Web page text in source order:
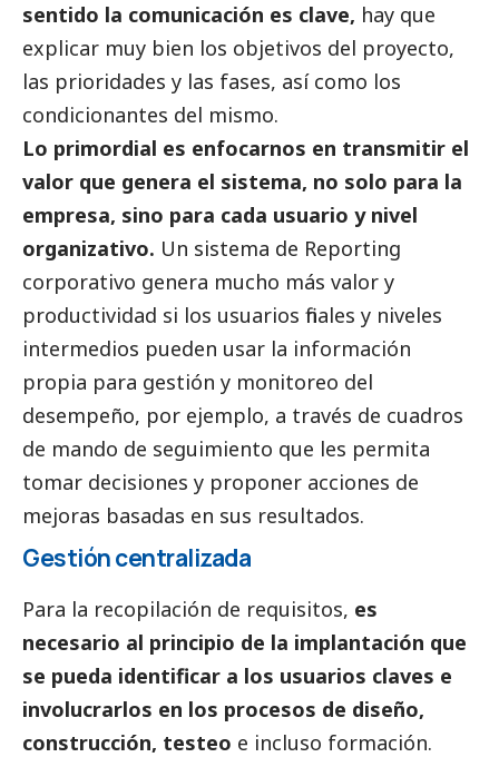
sentido la comunicación es clave, hay que
explicar muy bien los objetivos del proyecto,
las prioridades y las fases, así como los
condicionantes del mismo.
Lo primordial es enfocarnos en transmitir el
valor que genera el sistema, no solo para la
empresa, sino para cada usuario y nivel
organizativo. Un sistema de Reporting
corporativo genera mucho más valor y
productividad si los usuarios finales y niveles
intermedios pueden usar la información
propia para gestión y monitoreo del
desempeño, por ejemplo, a través de cuadros
de mando de seguimiento que les permita
tomar decisiones y proponer acciones de
mejoras basadas en sus resultados.
Gestión centralizada
Para la recopilación de requisitos, es
necesario al principio de la implantación que
se pueda identificar a los usuarios claves e
involucrarlos en los procesos de diseño,
construcción, testeo e incluso formación.